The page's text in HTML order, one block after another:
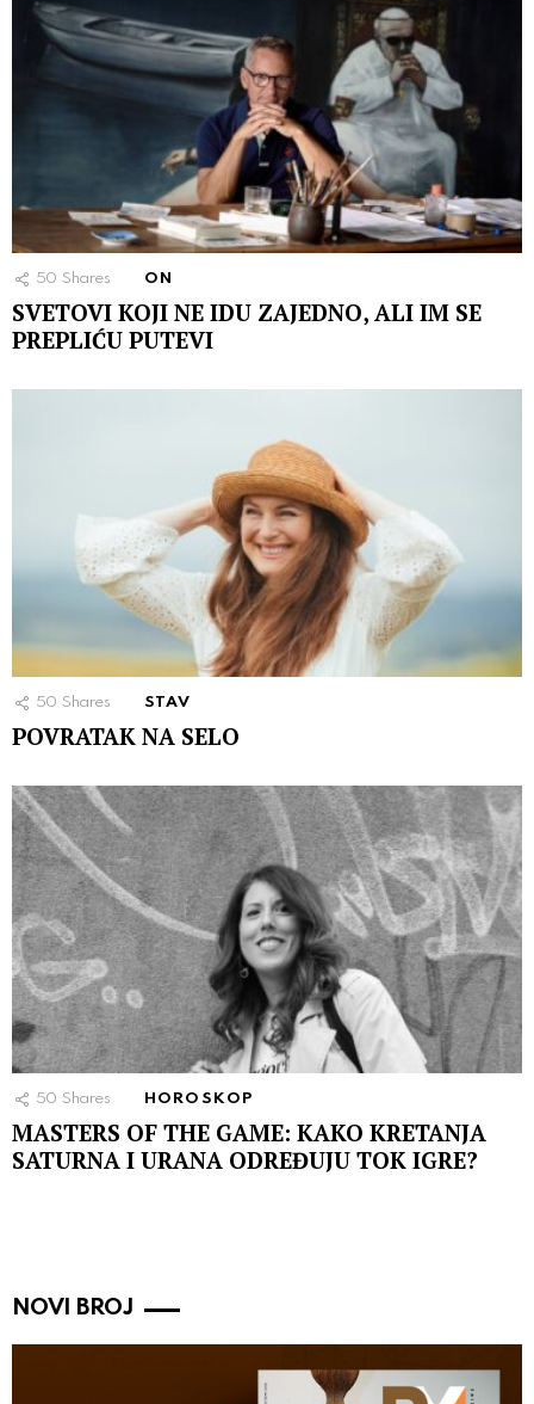
50 Shares ON
SVETOVI KOJI NE IDU ZAJEDNO, ALI IM SE
PREPLIĆU PUTEVI
50 Shares STAV
POVRATAK NA SELO
50 Shares HOROSKOP
MASTERS OF THE GAME: KAKO KRETANJA
SATURNA I URANA ODREĐUJU TOK IGRE?
NOVI BROJ